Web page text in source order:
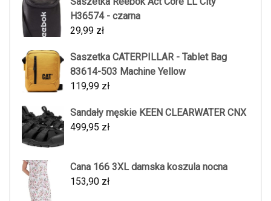
H36574 - czarna
29,99 zł
Saszetka CATERPILLAR - Tablet Bag
83614-503 Machine Yellow
119,99 zł
Sandały męskie KEEN CLEARWATER CNX
499,95 zł
Cana 166 3XL damska koszula nocna
153,90 zł